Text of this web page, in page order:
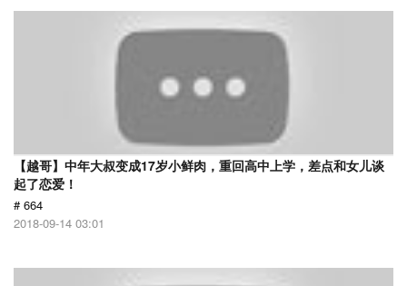
【越哥】中年大叔变成17岁小鲜肉，重回高中上学，差点和女儿谈
起了恋爱！
# 664
2018-09-14 03:01